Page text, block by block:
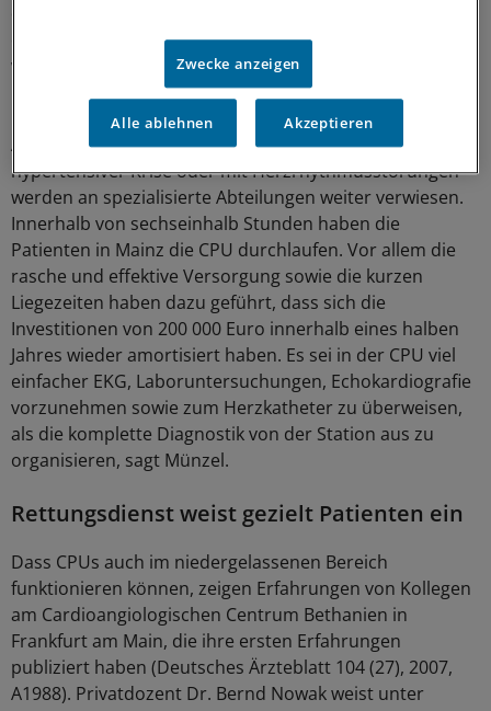
eine harmlose Ursache, können die Patienten rasch
wieder entlassen werden, eventuell ist eine ambulante
Diagnostik bei niedergelassenen Kollegen möglich.
Andere Patienten in kardialen Notsituationen wie
hypertensiver Krise oder mit Herzrhythmusstörungen
werden an spezialisierte Abteilungen weiter verwiesen.
Innerhalb von sechseinhalb Stunden haben die
Patienten in Mainz die CPU durchlaufen. Vor allem die
rasche und effektive Versorgung sowie die kurzen
Liegezeiten haben dazu geführt, dass sich die
Investitionen von 200 000 Euro innerhalb eines halben
Jahres wieder amortisiert haben. Es sei in der CPU viel
einfacher EKG, Laboruntersuchungen, Echokardiografie
vorzunehmen sowie zum Herzkatheter zu überweisen,
als die komplette Diagnostik von der Station aus zu
organisieren, sagt Münzel.
Rettungsdienst weist gezielt Patienten ein
Dass CPUs auch im niedergelassenen Bereich
funktionieren können, zeigen Erfahrungen von Kollegen
am Cardioangiologischen Centrum Bethanien in
Frankfurt am Main, die ihre ersten Erfahrungen
publiziert haben (Deutsches Ärzteblatt 104 (27), 2007,
A1988). Privatdozent Dr. Bernd Nowak weist unter
Zwecke anzeigen
Alle ablehnen Akzeptieren